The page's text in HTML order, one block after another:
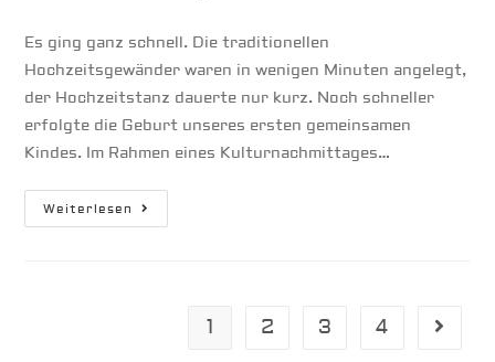
Es ging ganz schnell. Die traditionellen
Hochzeitsgewänder waren in wenigen Minuten angelegt,
der Hochzeitstanz dauerte nur kurz. Noch schneller
erfolgte die Geburt unseres ersten gemeinsamen
Kindes. Im Rahmen eines Kulturnachmittages…
Weiterlesen Wir
Haben
1 2 3 4 Gehe